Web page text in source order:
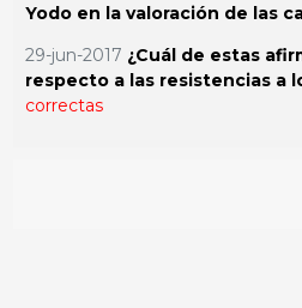
Yodo en la valoración de las
29-jun-2017 ¿Cuál de estas
respecto a las resistencias a
correctas